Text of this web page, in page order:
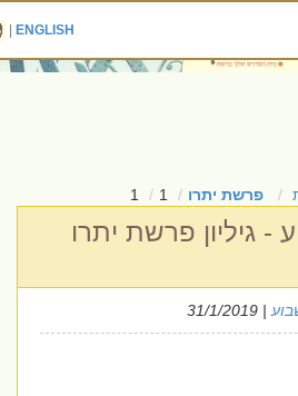
ENGLISH
|
פרשת יתרו 1
1
גיליון פרשת יתרו
| 31/1/2019